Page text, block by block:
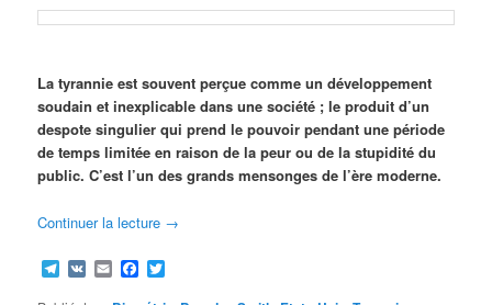
La tyrannie est souvent perçue comme un développement
soudain et inexplicable dans une société ; le produit d’un
despote singulier qui prend le pouvoir pendant une période
de temps limitée en raison de la peur ou de la stupidité du
public. C’est l’un des grands mensonges de l’ère moderne.
Continuer la lecture →
Telegram
VK EmailFacebook